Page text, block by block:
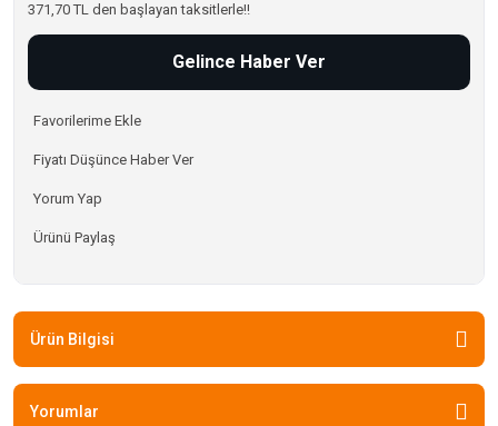
371,70 TL den başlayan taksitlerle!!
Gelince Haber Ver
Fiyatı Düşünce Haber Ver
Yorum Yap
Ürünü Paylaş
Ürün Bilgisi
Yorumlar